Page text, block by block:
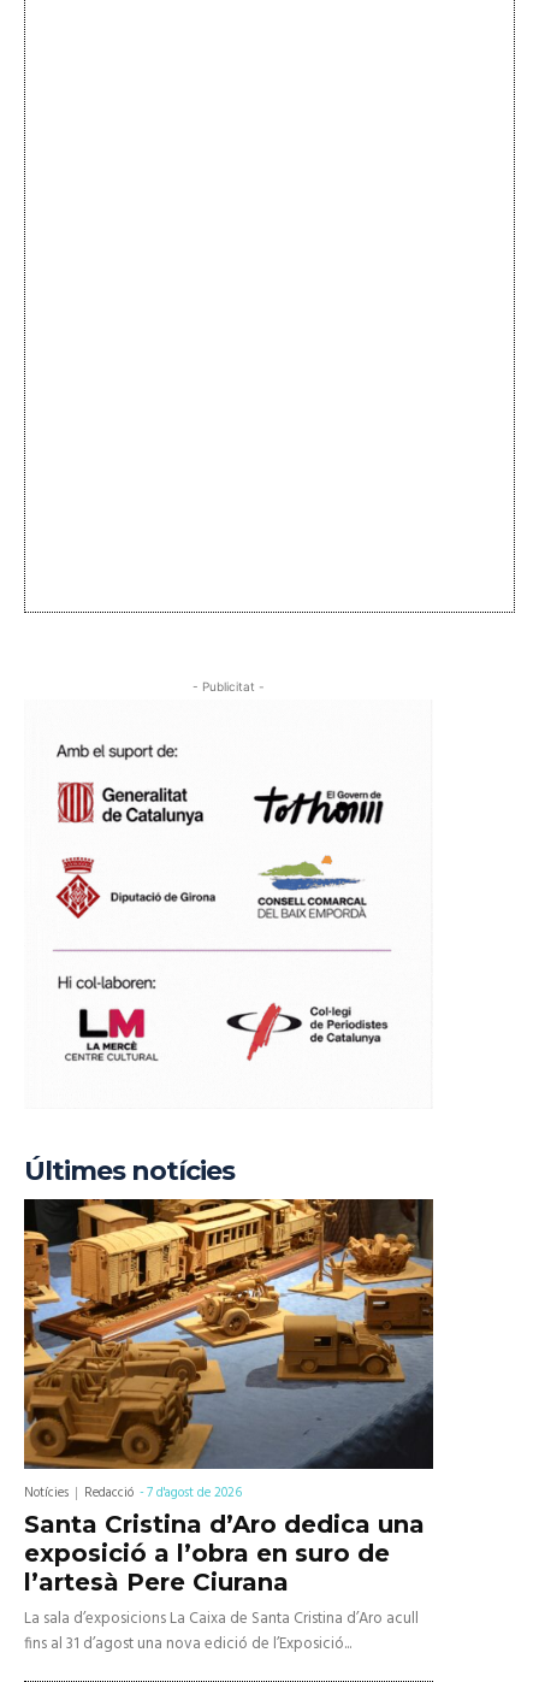
- Publicitat -
Últimes notícies
Notícies Redacció -7 d'agost de 2026
Santa Cristina d’Aro dedica una
exposició a l’obra en suro de
l’artesà Pere Ciurana
La sala d’exposicions La Caixa de Santa Cristina d’Aro acull
fins al 31 d’agost una nova edició de l’Exposició...